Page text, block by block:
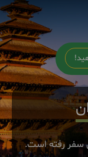
سفر رفته است.